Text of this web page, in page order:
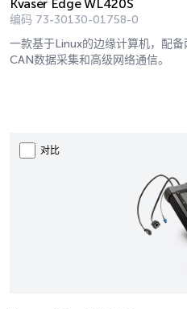
Kvaser Edge WL420S
编码 73-30130-01758-0
一款基于Linux的边缘计算机，配
CAN数据采集和高级网络通信。
对比